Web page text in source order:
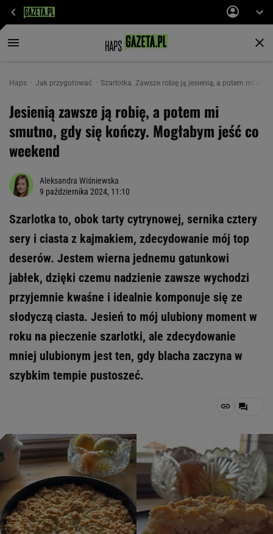
Haps Jak przygotować Szarlotka. Zawsze robię ją jesienią, a potem mi
Jesienią zawsze ją robię, a potem mi
smutno, gdy się kończy. Mogłabym jeść co
weekend
Aleksandra Wiśniewska
9 października 2024, 11:10
Szarlotka to, obok tarty cytrynowej, sernika cztery
sery i ciasta z kajmakiem, zdecydowanie mój top
deserów. Jestem wierna jednemu gatunkowi
jabłek, dzięki czemu nadzienie zawsze wychodzi
przyjemnie kwaśne i idealnie komponuje się ze
słodyczą ciasta. Jesień to mój ulubiony moment w
roku na pieczenie szarlotki, ale zdecydowanie
mniej ulubionym jest ten, gdy blacha zaczyna w
szybkim tempie pustoszeć.